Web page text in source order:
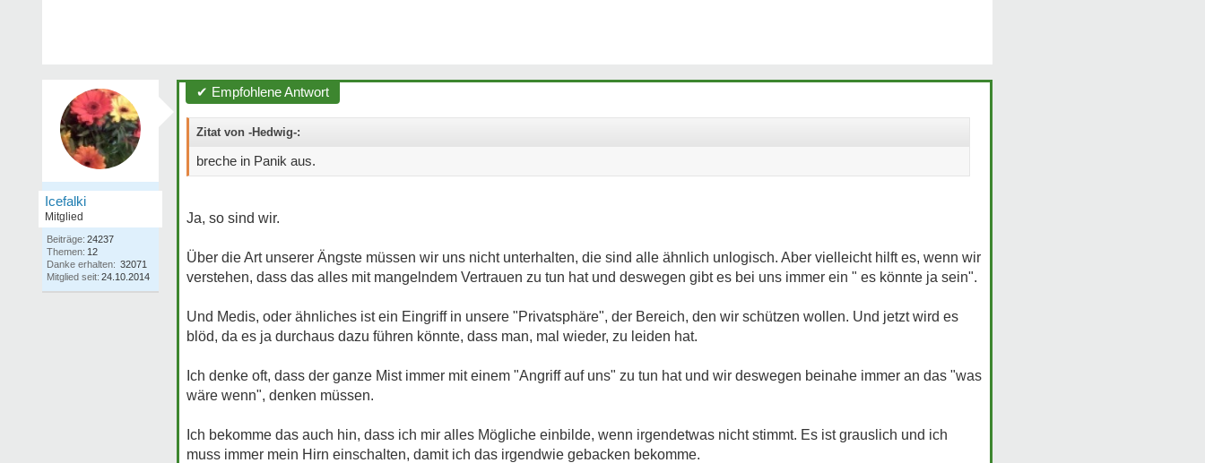
Icefalki
Mitglied
Beiträge: 24237
Themen: 12
Danke erhalten: 32071
Mitglied seit: 24.10.2014
✔ Empfohlene Antwort
Zitat von -Hedwig-:
breche in Panik aus.
Ja, so sind wir.
Über die Art unserer Ängste müssen wir uns nicht unterhalten, die sind alle ähnlich unlogisch. Aber vielleicht hilft es, wenn wir
verstehen, dass das alles mit mangelndem Vertrauen zu tun hat und deswegen gibt es bei uns immer ein " es könnte ja sein".
Und Medis, oder ähnliches ist ein Eingriff in unsere "Privatsphäre", der Bereich, den wir schützen wollen. Und jetzt wird es
blöd, da es ja durchaus dazu führen könnte, dass man, mal wieder, zu leiden hat.
Ich denke oft, dass der ganze Mist immer mit einem "Angriff auf uns" zu tun hat und wir deswegen beinahe immer an das "was
wäre wenn", denken müssen.
Ich bekomme das auch hin, dass ich mir alles Mögliche einbilde, wenn irgendetwas nicht stimmt. Es ist grauslich und ich
muss immer mein Hirn einschalten, damit ich das irgendwie gebacken bekomme.